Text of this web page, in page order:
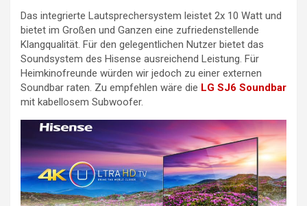
Das integrierte Lautsprechersystem leistet 2x 10 Watt und
bietet im Großen und Ganzen eine zufriedenstellende
Klangqualität. Für den gelegentlichen Nutzer bietet das
Soundsystem des Hisense ausreichend Leistung. Für
Heimkinofreunde würden wir jedoch zu einer externen
Soundbar raten. Zu empfehlen wäre die LG SJ6 Soundbar
mit kabellosem Subwoofer.